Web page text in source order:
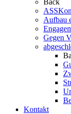
Back
Aufbau
Gegen
Kontakt